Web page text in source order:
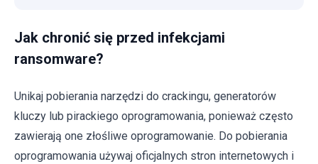
Jak chronić się przed infekcjami
ransomware?
Unikaj pobierania narzędzi do crackingu, generatorów
kluczy lub pirackiego oprogramowania, ponieważ często
zawierają one złośliwe oprogramowanie. Do pobierania
oprogramowania używaj oficjalnych stron internetowych i